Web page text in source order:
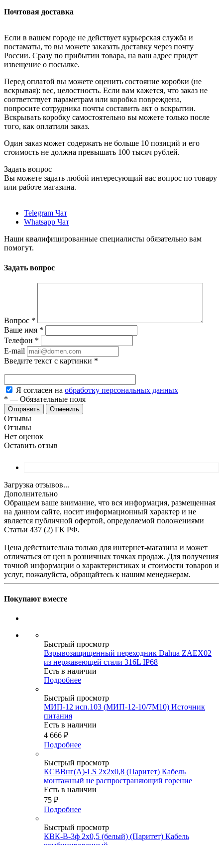
Почтовая доставка
Если в вашем городе не действует курьерская служба и
постаматы, то вы можете заказать доставку через почту
России. Сразу по прибытии товара, на ваш адрес придет
извещение о посылке.
Перед оплатой вы можете оценить состояние коробки (не
вскрывая): вес, целостность. Если вам кажется, что заказ не
соответствует параметрам или коробка повреждена,
попросите сотрудника почты составить акт о вскрытии.
Вскрывать коробку самостоятельно вы можете только после
того, как оплатили заказ.
Один заказ может содержать не больше 10 позиций и его
стоимость не должна превышать 100 тысяч рублей.
Задать вопрос
Вы можете задать любой интересующий вас вопрос по товару
или работе магазина.
Telegram Чат
Whatsapp Чат
Наши квалифицированные специалисты обязательно вам
помогут.
Задать вопрос
Вопрос *
Ваше имя *
Телефон *
E-mail
Введите текст с картинки *
Я согласен на обработку персональных данных
* — Обязательные поля
Отменить
Отзывы
Отзывы
Нет оценок
Оставить отзыв
Загрузка отзывов...
Дополнительно
Обращаем ваше внимание, что вся информация, размещенная
на данном сайте, носит информационный характер и не
является публичной офертой, определяемой положениями
Статьи 437 (2) ГК РФ.
Цена действительна только для интернет-магазина и может
отличаться от цен в розничных точках продаж. Для получения
точной информации о характеристиках и стоимости товаров и
услуг, пожалуйста, обращайтесь к нашим менеджерам.
Покупают вместе
Быстрый просмотр
Взрывозащищенный переходник Dahua ZAEX02
из нержавеющей стали 316L IP68
Есть в наличии
Подробнее
Быстрый просмотр
МИП-12 исп.103 (МИП-12-10/7М10) Источник
питания
Есть в наличии
4 666 ₽
Подробнее
Быстрый просмотр
КСВВнг(А)-LS 2х2х0,8 (Паритет) Кабель
монтажный не распространяющий горение
Есть в наличии
75 ₽
Подробнее
Быстрый просмотр
КВК-В-3ф 2х0,5 (белый) (Паритет) Кабель